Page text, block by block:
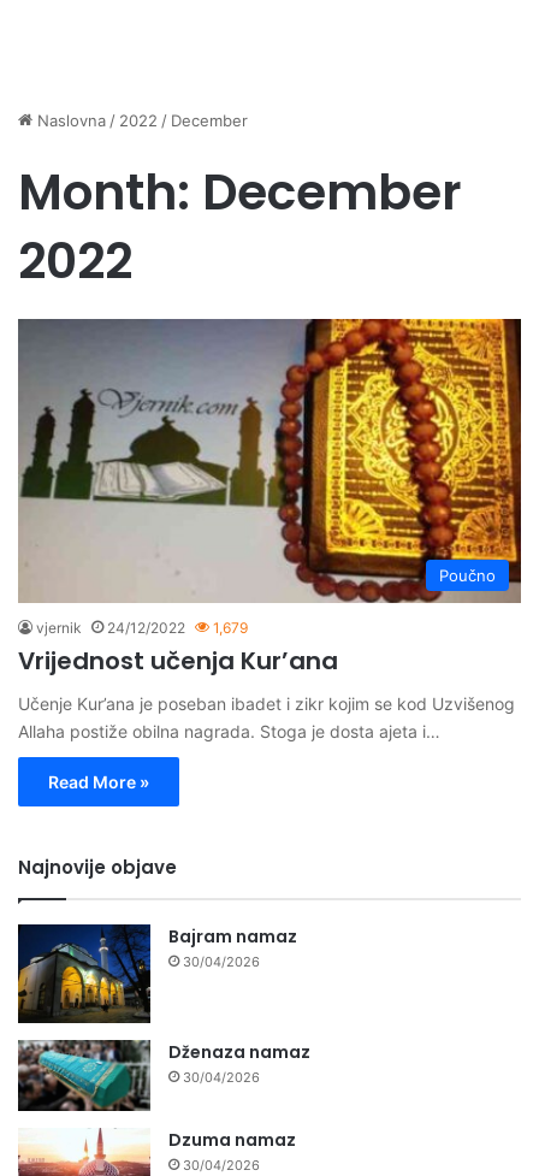
Naslovna / 2022 / December
Month: December
2022
Poučno
vjernik 24/12/2022 1,679
Vrijednost učenja Kur’ana
Učenje Kur’ana je poseban ibadet i zikr kojim se kod Uzvišenog
Allaha postiže obilna nagrada. Stoga je dosta ajeta i…
Read More »
Najnovije objave
Bajram namaz
30/04/2026
Dženaza namaz
30/04/2026
Dzuma namaz
30/04/2026